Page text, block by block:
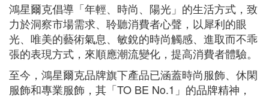
鴻星爾克倡導「年輕、時尚、陽光」的生活方式，致
力於洞察市場需求、聆聽消費者心聲，以犀利的眼
光、唯美的藝術氣息、敏銳的時尚觸感、進取而不乖
張的表現方式，來順應潮流變化，提高消費者體驗。
至今，鴻星爾克品牌旗下產品已涵蓋時尚服飾、休閑
服飾和專業服飾，其「TO BE No.1」的品牌精神，